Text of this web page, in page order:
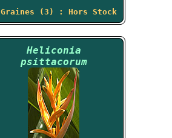
Graines (3) : Hors Stock
Heliconia
psittacorum